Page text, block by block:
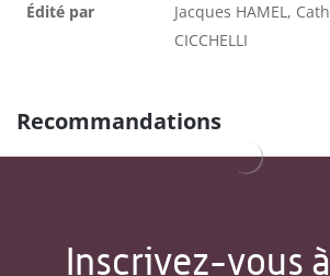
Édité par
Jacques HAMEL,
CICCHELLI
Recommandations
Inscrivez-vous